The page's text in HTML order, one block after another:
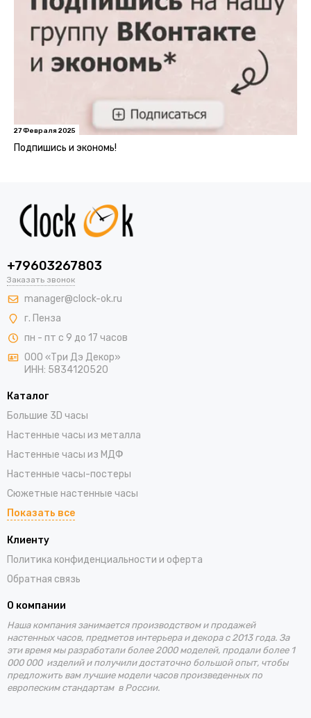
27 Февраля 2025
Подпишись и экономь!
+79603267803
Заказать звонок
manager@clock-ok.ru
г. Пенза
пн - пт с 9 до 17 часов
ООО «Три Дэ Декор»
ИНН: 5834120520
Каталог
Большие 3D часы
Настенные часы из металла
Настенные часы из МДФ
Настенные часы-постеры
Сюжетные настенные часы
Показать все
Клиенту
Политика конфиденциальности и оферта
Обратная связь
О компании
Наша компания занимается производством и продажей
настенных часов, предметов интерьера и декора с 2013 года. За
эти время мы разработали более 2000 моделей, продали более 1
000 000 изделий и получили достаточно большой опыт, чтобы
предложить вам лучшие модели часов произведенных по
европеским стандартам в России.